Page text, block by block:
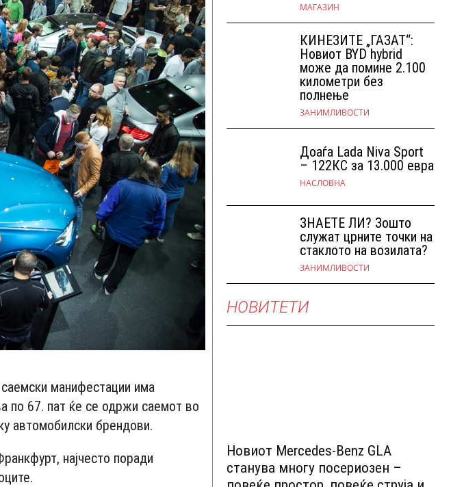
манифестации има
по 67. пат ќе се одржи саемот во
автомобилски брендови.
најчесто поради
МАГАЗИН
КИНЕЗИТЕ „ГАЗАТ“:
Новиот BYD hybrid
може да помине 2.100
километри без
полнење
ЗАНИМЛИВОСТИ
Доаѓа Lada Niva Sport
– 122КС за 13.000 евра
НАСЛОВНА
ЗНАЕТЕ ЛИ? Зошто
служат црните точки на
стаклото на возилата?
ЗАНИМЛИВОСТИ
НОВИТЕТИ
Новиот Mercedes-Benz GLA
станува многу посериозен –